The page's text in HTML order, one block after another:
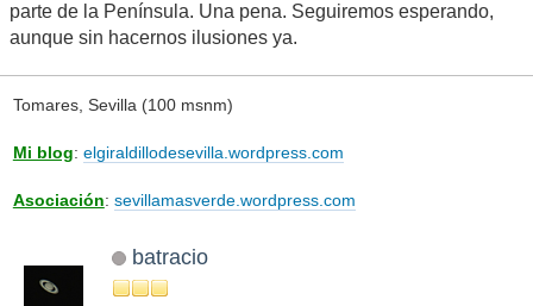
parte de la Península. Una pena. Seguiremos esperando,
aunque sin hacernos ilusiones ya.
Tomares, Sevilla (100 msnm)
Mi blog: elgiraldillodesevilla.wordpress.com
Asociación: sevillamasverde.wordpress.com
batracio